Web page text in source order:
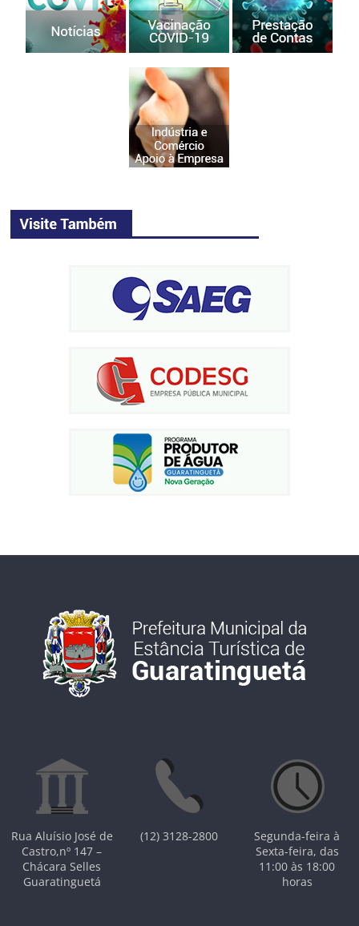
Rua Aluísio José de
Castro,nº 147 –
Chácara Selles
Guaratinguetá
(12) 3128-2800
Segunda-feira à
Sexta-feira, das
11:00 às 18:00
horas